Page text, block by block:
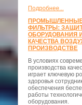
Подробнее...
ФИЛЬТРЫ:
ОБОРУДОВАНИЯ
КАЧЕСТВА
ПРОИЗВОДСТВЕ
В условиях
производства
играет ключевую
здоровья
обеспечения
работы
оборудования.